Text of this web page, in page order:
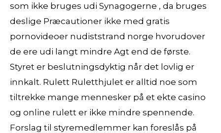
som ikke bruges udi Synagogerne , da bruges
deslige Præcautioner ikke med gratis
pornovideoer nudiststrand norge hvorudover
de ere udi langt mindre Agt end de første.
Styret er beslutningsdyktig når det lovlig er
innkalt. Rulett Ruletthjulet er alltid noe som
tiltrekke mange mennesker på et ekte casino
og online rulett er ikke mindre spennende.
Forslag til styremedlemmer kan foreslås på